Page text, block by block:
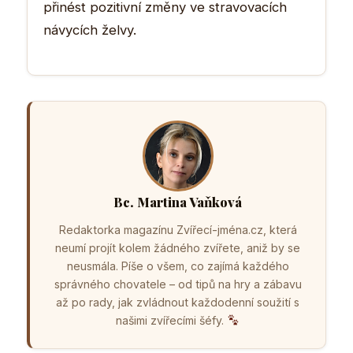
přinést pozitivní změny ve stravovacích
návycích želvy.
Bc. Martina Vaňková
Redaktorka magazínu Zvířecí-jména.cz, která
neumí projít kolem žádného zvířete, aniž by se
neusmála. Píše o všem, co zajímá každého
správného chovatele – od tipů na hry a zábavu
až po rady, jak zvládnout každodenní soužití s
našimi zvířecími šéfy.